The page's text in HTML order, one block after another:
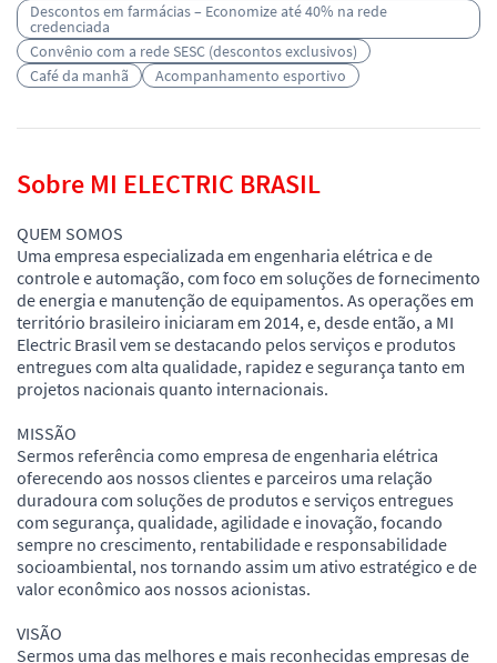
Descontos em farmácias – Economize até 40% na rede
credenciada
Convênio com a rede SESC (descontos exclusivos)
Café da manhã
Acompanhamento esportivo
Sobre MI ELECTRIC BRASIL
QUEM SOMOS
Uma empresa especializada em engenharia elétrica e de
controle e automação, com foco em soluções de fornecimento
de energia e manutenção de equipamentos. As operações em
território brasileiro iniciaram em 2014, e, desde então, a MI
Electric Brasil vem se destacando pelos serviços e produtos
entregues com alta qualidade, rapidez e segurança tanto em
projetos nacionais quanto internacionais.
MISSÃO
Sermos referência como empresa de engenharia elétrica
oferecendo aos nossos clientes e parceiros uma relação
duradoura com soluções de produtos e serviços entregues
com segurança, qualidade, agilidade e inovação, focando
sempre no crescimento, rentabilidade e responsabilidade
socioambiental, nos tornando assim um ativo estratégico e de
valor econômico aos nossos acionistas.
VISÃO
Sermos uma das melhores e mais reconhecidas empresas de